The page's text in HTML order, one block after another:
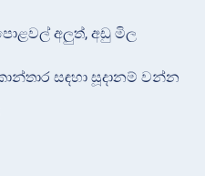
අලුත්, අඩු මිල
සඳහා සූදානම් වන්න